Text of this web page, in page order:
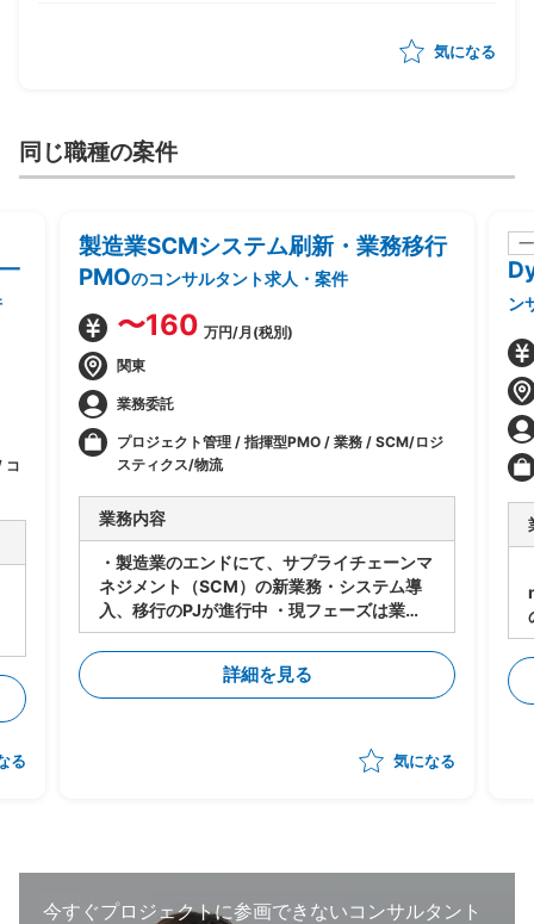
気になる
同じ職種の案件
コ
る
製造業SCMシステム刷新・業務移行
PMOのコンサルタント求人・案件
〜160 万円/月(税別)
関東
業務委託
プロジェクト管理 / 指揮型PMO / 業務 / SCM/ロジ
スティクス/物流
業務内容
・製造業のエンドにて、サプライチェーンマ
ネジメント（SCM）の新業務・システム導
入、移行のPJが進行中 ・現フェーズは業
務・システムの設計は進行中 ・今後各サプ
ライヤーに導入・対応してもらうにあたり、
下記のタスクの支援をいただく想定 -メー
カー⇔サプライヤーの依頼/QA事項の管理
案、決定の支援） -サプライヤー側の進捗
状況把握、報告 ・状況によっては弊社が担
働20～30％想定
詳細を見る
気になる
ン
今すぐプロジェクトに参画できないコンサルタント